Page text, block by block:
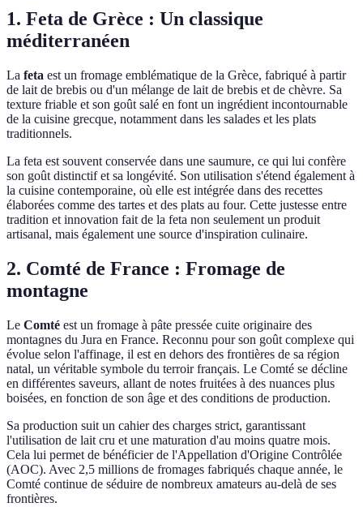
1. Feta de Grèce : Un classique
méditerranéen
La feta est un fromage emblématique de la Grèce, fabriqué à partir
de lait de brebis ou d'un mélange de lait de brebis et de chèvre. Sa
texture friable et son goût salé en font un ingrédient incontournable
de la cuisine grecque, notamment dans les salades et les plats
traditionnels.
La feta est souvent conservée dans une saumure, ce qui lui confère
son goût distinctif et sa longévité. Son utilisation s'étend également à
la cuisine contemporaine, où elle est intégrée dans des recettes
élaborées comme des tartes et des plats au four. Cette justesse entre
tradition et innovation fait de la feta non seulement un produit
artisanal, mais également une source d'inspiration culinaire.
2. Comté de France : Fromage de
montagne
Le Comté est un fromage à pâte pressée cuite originaire des
montagnes du Jura en France. Reconnu pour son goût complexe qui
évolue selon l'affinage, il est en dehors des frontières de sa région
natal, un véritable symbole du terroir français. Le Comté se décline
en différentes saveurs, allant de notes fruitées à des nuances plus
boisées, en fonction de son âge et des conditions de production.
Sa production suit un cahier des charges strict, garantissant
l'utilisation de lait cru et une maturation d'au moins quatre mois.
Cela lui permet de bénéficier de l'Appellation d'Origine Contrôlée
(AOC). Avec 2,5 millions de fromages fabriqués chaque année, le
Comté continue de séduire de nombreux amateurs au-delà de ses
frontières.